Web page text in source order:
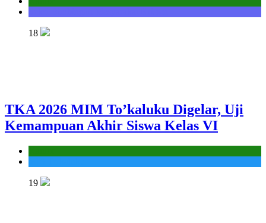
18
TKA 2026 MIM To’kaluku Digelar, Uji
Kemampuan Akhir Siswa Kelas VI
19